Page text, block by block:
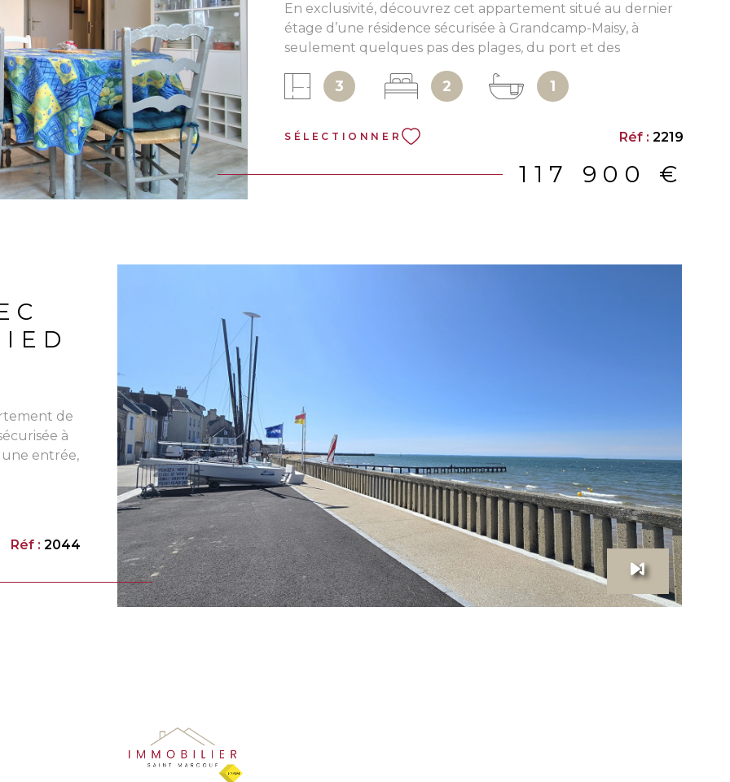
En exclusivité, découvrez cet appartement situé au dernier
étage d’une résidence sécurisée à Grandcamp-Maisy, à
seulement quelques pas des plages, du port et des
commerces. Surface d'environ 55 m² au sol. Ce bien se
compose d’un sas d’entrée, d’une entrée avec rangements,
d’un salon-séjour lumineux avec coin cuisine, de deux
chambres, ainsi que d’une salle de bains avec WC. La
résidence offre un cadre de vie particulièrement agréable et
calme. Elle est nichée dans un grand parc arboré
parfaitement entretenu, équipé d’un terrain de tennis, d’un
et sécurisé. Idéal en résidence principale, secondaire ou pour
3 2 1
SÉLECTIONNER Réf : 2219
117 900 €
de
à
entrée,
équipée,
autre
et un WC
Réf : 2044
VOIR LE BIEN